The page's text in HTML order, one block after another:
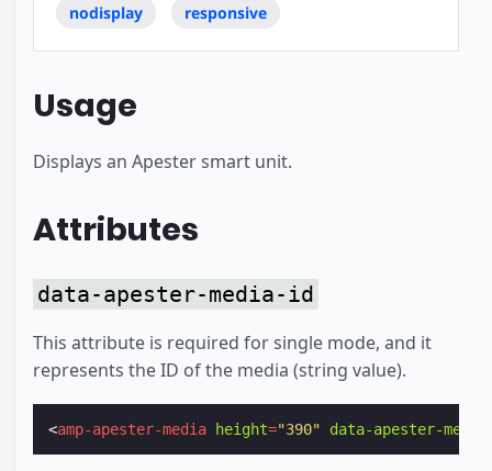
nodisplay responsive
Usage
Displays an Apester smart unit.
Attributes
data-apester-media-id
This attribute is required for single mode, and it
represents the ID of the media (string value).
<amp-apester-media height="390" data-apester-